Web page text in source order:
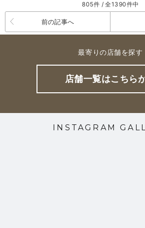
805件 / 全1390件中
前の記事へ
最寄りの店舗を探す
店舗一覧はこちら
INSTAGRAM